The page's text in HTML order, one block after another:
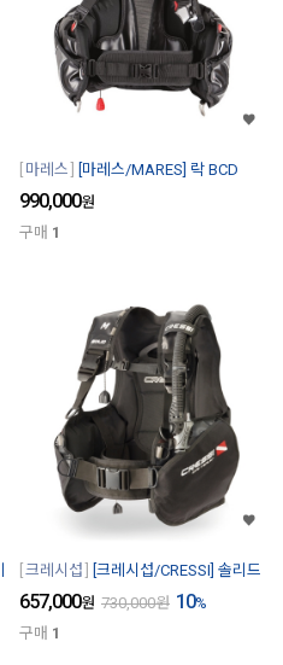
마레스 [마레스/MARES] 락 BCD
990,000원
구매 1
크레시섭 [크레시섭/CRESSI] 솔리드
657,000원 730,000원 10%
구매 1